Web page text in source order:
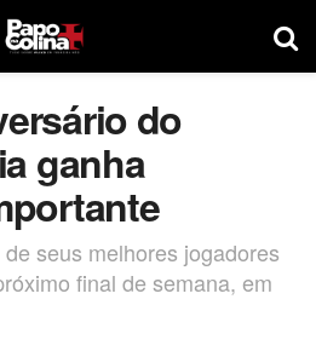
do
ganha
seus melhores jogadores
final de semana, em